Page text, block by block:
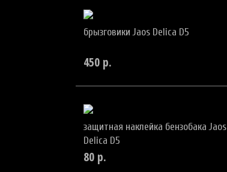
брызговики Jaos Delica D5
450р.
защитная наклейка бензобака Jaos
Delica D5
80р.